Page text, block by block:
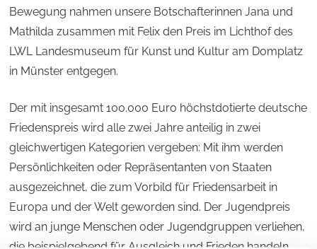
Bewegung nahmen unsere Botschafterinnen Jana und
Mathilda zusammen mit Felix den Preis im Lichthof des
LWL Landesmuseum für Kunst und Kultur am Domplatz
in Münster entgegen.
Der mit insgesamt 100.000 Euro höchstdotierte deutsche
Friedenspreis wird alle zwei Jahre anteilig in zwei
gleichwertigen Kategorien vergeben: Mit ihm werden
Persönlichkeiten oder Repräsentanten von Staaten
ausgezeichnet, die zum Vorbild für Friedensarbeit in
Europa und der Welt geworden sind. Der Jugendpreis
wird an junge Menschen oder Jugendgruppen verliehen,